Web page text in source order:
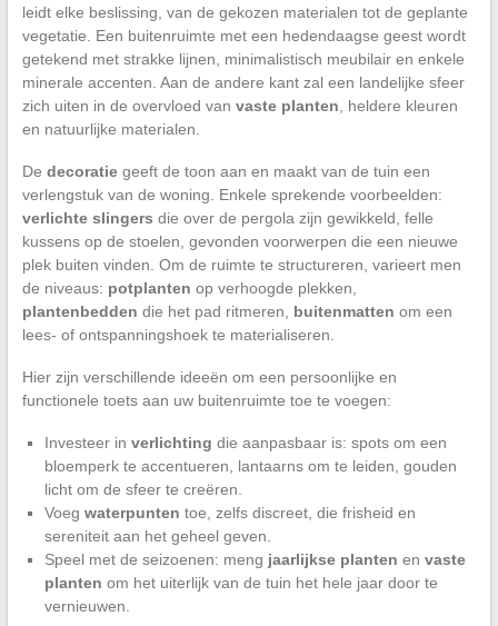
leidt elke beslissing, van de gekozen materialen tot de geplante
vegetatie. Een buitenruimte met een hedendaagse geest wordt
getekend met strakke lijnen, minimalistisch meubilair en enkele
minerale accenten. Aan de andere kant zal een landelijke sfeer
zich uiten in de overvloed van vaste planten , heldere kleuren
en natuurlijke materialen.
De decoratiegeeft de toon aan en maakt van de tuin een
verlengstuk van de woning. Enkele sprekende voorbeelden:
verlichte slingers die over de pergola zijn gewikkeld, felle
kussens op de stoelen, gevonden voorwerpen die een nieuwe
plek buiten vinden. Om de ruimte te structureren, varieert men
de niveaus: potplanten op verhoogde plekken,
plantenbedden die het pad ritmeren, buitenmatten om een
lees- of ontspanningshoek te materialiseren.
Hier zijn verschillende ideeën om een persoonlijke en
functionele toets aan uw buitenruimte toe te voegen:
Investeer in verlichting die aanpasbaar is: spots om een
bloemperk te accentueren, lantaarns om te leiden, gouden
licht om de sfeer te creëren.
Voeg waterpunten toe, zelfs discreet, die frisheid en
sereniteit aan het geheel geven.
Speel met de seizoenen: meng jaarlijkse planten en vaste
planten om het uiterlijk van de tuin het hele jaar door te
vernieuwen.